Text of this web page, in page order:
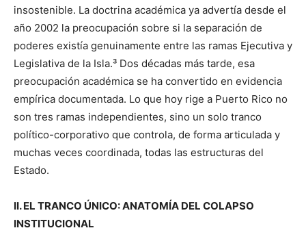
insostenible. La doctrina académica ya advertía desde el
año 2002 la preocupación sobre si la separación de
poderes existía genuinamente entre las ramas Ejecutiva y
Legislativa de la Isla.³ Dos décadas más tarde, esa
preocupación académica se ha convertido en evidencia
empírica documentada. Lo que hoy rige a Puerto Rico no
son tres ramas independientes, sino un solo tranco
político-corporativo que controla, de forma articulada y
muchas veces coordinada, todas las estructuras del
Estado.
II. EL TRANCO ÚNICO: ANATOMÍA DEL COLAPSO
INSTITUCIONAL